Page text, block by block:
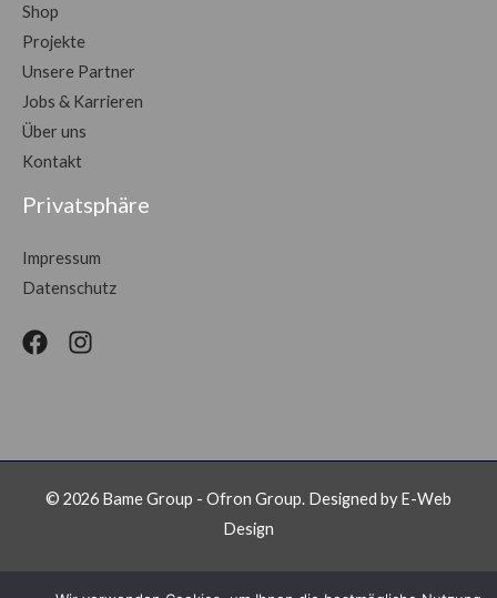
Shop
Projekte
Unsere Partner
Jobs & Karrieren
Über uns
Kontakt
Privatsphäre
Impressum
Datenschutz
© 2026 Bame Group - Ofron Group. Designed by E-Web
Design